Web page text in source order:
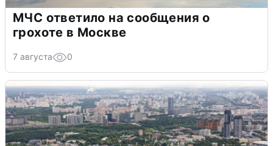
МЧС ответило на сообщения о
грохоте в Москве
7 августа 0